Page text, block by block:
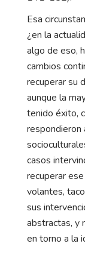
Esa
¿en la
algo de eso,
cambios
recuperar su
aunque la
tenido éxito,
respondieron
casos
recuperar
volantes,
sus
abstractas, y
en torno a la